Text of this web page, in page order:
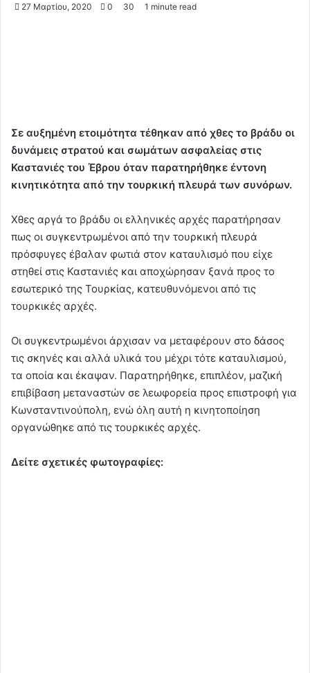
27 Μαρτίου, 2020 0 30 1 minute read
Σε αυξημένη ετοιμότητα τέθηκαν από χθες το βράδυ οι
δυνάμεις στρατού και σωμάτων ασφαλείας στις
Καστανιές του Έβρου όταν παρατηρήθηκε έντονη
κινητικότητα από την τουρκική πλευρά των συνόρων.
Χθες αργά το βράδυ οι ελληνικές αρχές παρατήρησαν
πως οι συγκεντρωμένοι από την τουρκική πλευρά
πρόσφυγες έβαλαν φωτιά στον καταυλισμό που είχε
στηθεί στις Καστανιές και αποχώρησαν ξανά προς το
εσωτερικό της Τουρκίας, κατευθυνόμενοι από τις
τουρκικές αρχές.
Οι συγκεντρωμένοι άρχισαν να μεταφέρουν στο δάσος
τις σκηνές και αλλά υλικά του μέχρι τότε καταυλισμού,
τα οποία και έκαψαν. Παρατηρήθηκε, επιπλέον, μαζική
επιβίβαση μεταναστών σε λεωφορεία προς επιστροφή για
Κωνσταντινούπολη, ενώ όλη αυτή η κινητοποίηση
οργανώθηκε από τις τουρκικές αρχές.
Δείτε σχετικές φωτογραφίες: